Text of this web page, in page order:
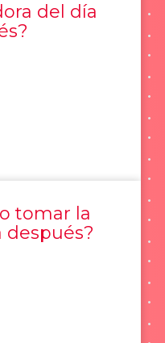
del día
tomar la
después?